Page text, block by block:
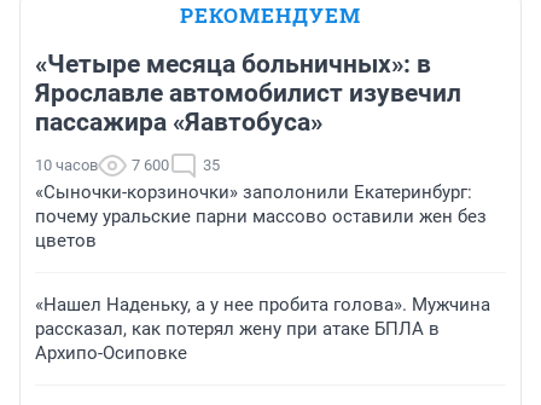
РЕКОМЕНДУЕМ
«Четыре месяца больничных»: в
Ярославле автомобилист изувечил
пассажира «Яавтобуса»
10 часов 7 600 35
«Сыночки-корзиночки» заполонили Екатеринбург:
почему уральские парни массово оставили жен без
цветов
«Нашел Наденьку, а у нее пробита голова». Мужчина
рассказал, как потерял жену при атаке БПЛА в
Архипо-Осиповке